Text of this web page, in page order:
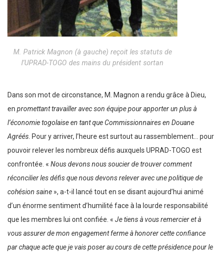
M. Patrick Magnon (à gauche) reçoit les statuts de
l’UPRAD-TOGO des mains du président sortan
Dans son mot de circonstance, M. Magnon a rendu grâce à Dieu,
en promettant travailler avec son équipe pour apporter un plus à
l’économie togolaise en tant que Commissionnaires en Douane
Agréés . Pour y arriver, l’heure est surtout au rassemblement… pour
pouvoir relever les nombreux défis auxquels UPRAD-TOGO est
confrontée. « Nous devons nous soucier de trouver comment
réconcilier les défis que nous devons relever avec une politique de
cohésion saine », a-t-il lancé tout en se disant aujourd’hui animé
d’un énorme sentiment d’humilité face à la lourde responsabilité
que les membres lui ont confiée. « Je tiens à vous remercier et à
vous assurer de mon engagement ferme à honorer cette confiance
par chaque acte que je vais poser au cours de cette présidence pour le